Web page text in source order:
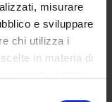
misurare
e sviluppare
chi utilizza i
in materia di